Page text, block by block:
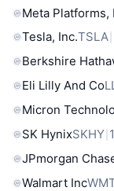
Meta Platforms,
Tesla, Inc.TSLA
Berkshire
Eli Lilly And Co
Micron
SK HynixSKHY
JPmorgan
Walmart Inc